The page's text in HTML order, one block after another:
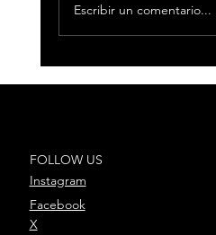
Escribir un comentario...
FOLLOW US
Instagram
Facebook
X